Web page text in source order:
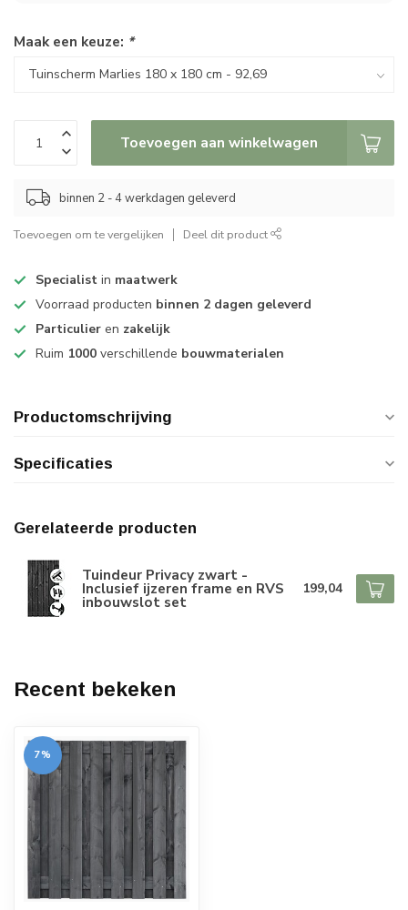
Maak een keuze: *
Toevoegen aan winkelwagen
binnen 2 - 4 werkdagen geleverd
Toevoegen om te vergelijken Deel dit product
Specialist in maatwerk
Voorraad producten binnen 2 dagen geleverd
Particulier en zakelijk
Ruim 1000 verschillende bouwmaterialen
Productomschrijving
Specificaties
Gerelateerde producten
Tuindeur Privacy zwart -
Inclusief ijzeren frame en RVS
inbouwslot set
199,04
Recent bekeken
7%